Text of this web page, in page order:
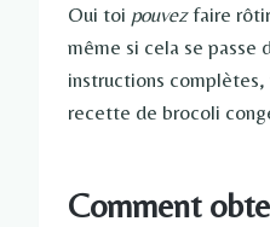
Oui toi pouvezfaire
même si cela se passe
instructions
recette de brocoli
Comment